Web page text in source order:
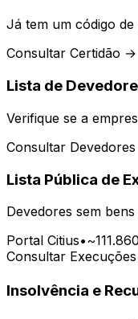
Já tem um código
Consultar Certidão →
Lista de
Verifique se a
Consultar
Lista Pública de
Devedores sem
Portal Citius•
Consultar
Insolvência e